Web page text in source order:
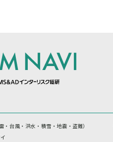
・台風・洪水・積雪・地震・盗難）